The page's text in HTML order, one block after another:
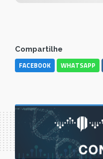
Compartilhe
FACEBOOK WHATSAPP